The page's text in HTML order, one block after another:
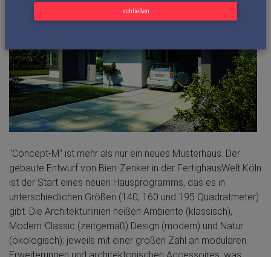
schließen
"Concept-M" ist mehr als nur ein neues Musterhaus. Der
gebaute Entwurf von Bien-Zenker in der FertighausWelt Köln
ist der Start eines neuen Hausprogramms, das es in
unterschiedlichen Größen (140, 160 und 195 Quadratmeter)
gibt. Die Architekturlinien heißen Ambiente (klassisch),
Modern-Classic (zeitgemäß) Design (modern) und Natur
(ökologisch); jeweils mit einer großen Zahl an modularen
Erweiterungen und architektonischen Accessoires, was